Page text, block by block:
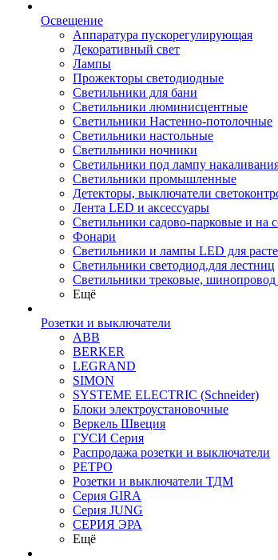
Освещение
Аппаратура пускорегулирующая
Декоративный свет
Лампы
Прожекторы светодиодные
Светильники для бани
Светильники люминисцентные
Светильники Настенно-потолочные
Светильники настольные
Светильники ночники
Светильники под лампу
Светильники промышленные
Детекторы, выключатели
Лента LED и аксессуары
Светильники садово-парковые и на
Фонари
Светильники и лампы LED для
Светильники светодиод.для лестниц
Светильники трековые, шинопровод
Ещё
Розетки и выключатели
ABB
BERKER
LEGRAND
SIMON
SYSTEME ELECTRIC (Schneider)
Блоки электроустановочные
Веркель Швеция
ГУСИ Серия
Распродажа розетки и выключатели
РЕТРО
Розетки и выключатели ТДМ
Серия GIRA
Серия JUNG
СЕРИЯ ЭРА
Ещё